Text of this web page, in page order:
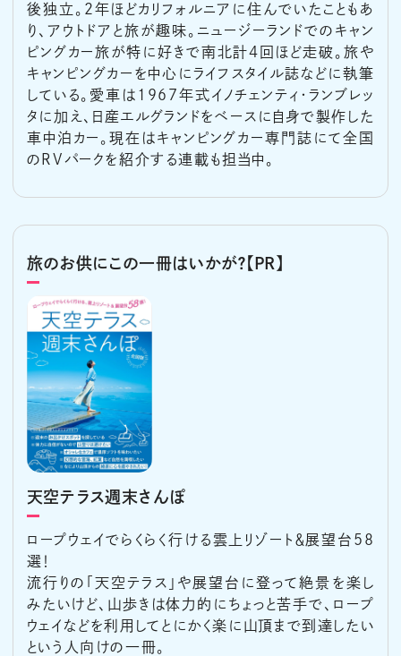
後独立。２年ほどカリフォルニアに住んでいたこともあ
り、アウトドアと旅が趣味。ニュージーランドでのキャン
ピングカー旅が特に好きで南北計４回ほど走破。旅や
キャンピングカーを中心にライフスタイル誌などに執筆
している。愛車は1967年式イノチェンティ・ランブレッ
タに加え、日産エルグランドをベースに自身で製作した
車中泊カー。現在はキャンピングカー専門誌にて全国
のRVパークを紹介する連載も担当中。
旅のお供にこの一冊はいかが？【PR】
天空テラス週末さんぽ
ロープウェイでらくらく行ける雲上リゾート＆展望台58
選！
流行りの「天空テラス」や展望台に登って絶景を楽し
みたいけど、山歩きは体力的にちょっと苦手で、ロープ
ウェイなどを利用してとにかく楽に山頂まで到達したい
という人向けの一冊。